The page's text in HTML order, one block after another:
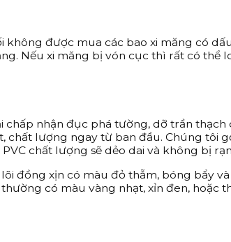
được mua các bao xi măng có
Nếu xi măng bị vón cục thì rất có thể
nhận đục phá tường, dỡ trần
chất lượng ngay từ ban đầu. Chúng tôi
chất lượng sẽ dẻo dai và không bị
đồng xịn có màu đỏ thẫm, bóng bẩy
có màu vàng nhạt, xỉn đen, hoặc